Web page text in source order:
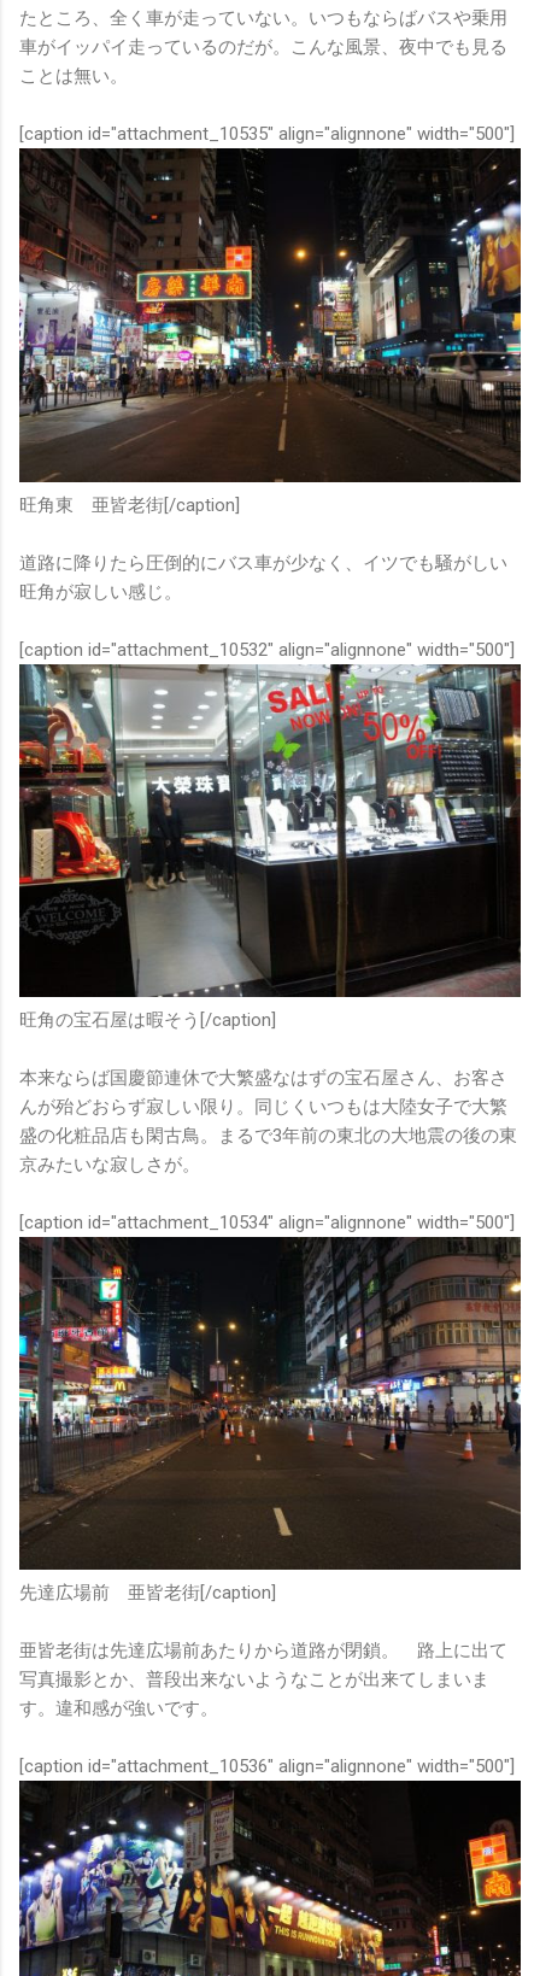
たところ、全く車が走っていない。いつもならばバスや乗用
車がイッパイ走っているのだが。こんな風景、夜中でも見る
ことは無い。
[caption id="attachment_10535" align="alignnone" width="500"]
旺角東 亜皆老街[/caption]
道路に降りたら圧倒的にバス車が少なく、イツでも騒がしい
旺角が寂しい感じ。
[caption id="attachment_10532" align="alignnone" width="500"]
旺角の宝石屋は暇そう[/caption]
本来ならば国慶節連休で大繁盛なはずの宝石屋さん、お客さ
んが殆どおらず寂しい限り。同じくいつもは大陸女子で大繁
盛の化粧品店も閑古鳥。まるで3年前の東北の大地震の後の東
京みたいな寂しさが。
[caption id="attachment_10534" align="alignnone" width="500"]
先達広場前 亜皆老街[/caption]
亜皆老街は先達広場前あたりから道路が閉鎖。 路上に出て
写真撮影とか、普段出来ないようなことが出来てしまいま
す。違和感が強いです。
[caption id="attachment_10536" align="alignnone" width="500"]